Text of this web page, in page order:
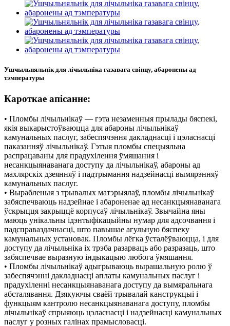
Ушчыльняльнік для лічыльніка газавага свінцу, абаронены ад
тэмпературы
Кароткае апісанне:
• Пломбы лічыльнікаў — гэта незаменныя прылады бяспекі,
якія выкарыстоўваюцца для абароны лічыльнікаў
камунальных паслуг, забеспячэння дакладнасці і цэласнасці
паказанняў лічыльнікаў. Гэтыя пломбы спецыяльна
распрацаваны для прадухілення ўмяшання і
несанкцыянаванага доступу да лічыльнікаў, абароны ад
махлярскіх дзеянняў і падтрымання надзейнасці вымярэнняў
камунальных паслуг.
• Вырабленыя з трывалых матэрыялаў, пломбы лічыльнікаў
забяспечваюць надзейнае і абароненае ад несанкцыянаванага
ўскрыцця закрыццё корпусаў лічыльнікаў. Звычайна яны
маюць унікальны ідэнтыфікацыйны нумар для адсочвання і
падсправаздачнасці, што павышае агульную бяспеку
камунальных установак. Пломбы лёгка ўсталёўваюцца, і для
доступу да лічыльніка іх трэба разарваць або разразаць, што
забяспечвае выразную індыкацыю любога ўмяшання.
• Пломбы лічыльнікаў адыгрываюць вырашальную ролю ў
забеспячэнні дакладнасці аплаты камунальных паслуг і
прадухіленні несанкцыянаванага доступу да вымяральнага
абсталявання. Дзякуючы сваёй трывалай канструкцыі і
функцыям кантролю несанкцыянаванага доступу, пломбы
лічыльнікаў спрыяюць цэласнасці і надзейнасці камунальных
паслуг у розных галінах прамысловасці.